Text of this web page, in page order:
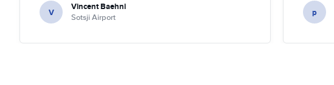
recommand this company.
V Vincent Baehni
Sotsji Airport p